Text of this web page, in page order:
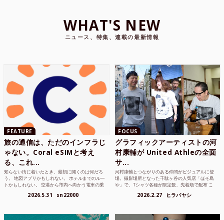
WHAT'S NEW
ニュース、特集、連載の最新情報
FEATURE
旅の通信は、ただのインフラじ
ゃない。Coral eSIMと考え
る、これ...
知らない街に着いたとき、最初に開くのは何だろ
う。 地図アプリかもしれない。 ホテルまでのルー
トかもしれない。 空港から市内へ向かう電車の乗
2026.5.31 sn22000
FOCUS
グラフィックアーティストの河
村康輔が United Athleの全面
サ...
河村康輔とつながりのある仲間がビジュアルに登
場。撮影場所となった千駄ヶ谷の人気店「ほそ島
や」で、Tシャツ各種が限定数、先着順で配布 こ
2026.2.27 ヒラバヤシ